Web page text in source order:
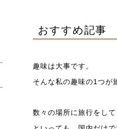
おすすめ記事
趣味は大事です。
そんな私の趣味の1つが
数々の場所に旅行をして